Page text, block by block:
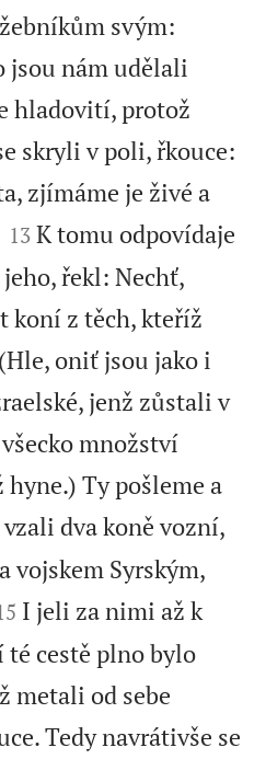
svým:
jsou nám udělali
hladovití, protož
skryli v poli, řkouce:
zjímáme je živé a


13 K tomu odpovídaje
řekl: Nechť,
koní z těch, kteříž
oniť jsou jako i
jenž zůstali v
množství
Ty pošleme a
dva koně vozní,
vojskem Syrským,
I jeli za nimi až k
té cestě plno bylo
metali od sebe
Tedy navrátivše se